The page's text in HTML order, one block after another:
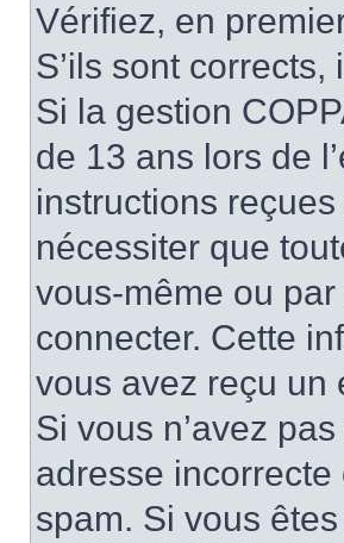
Vérifiez, en
S’ils sont
Si la gestion
de 13 ans lors de
instructions
nécessiter que
vous-même ou
connecter. Cette
vous avez reçu un
Si vous n’avez
adresse incorrecte
spam. Si vous